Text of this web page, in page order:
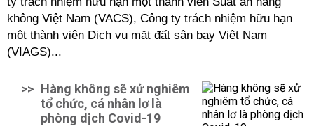
không Việt Nam (VACS), Công ty trách nhiệm hữu hạn
một thành viên Dịch vụ mặt đất sân bay Việt Nam
(VIAGS)...
>> Hàng không sẽ xử nghiêm
tổ chức, cá nhân lơ là
phòng dịch Covid-19